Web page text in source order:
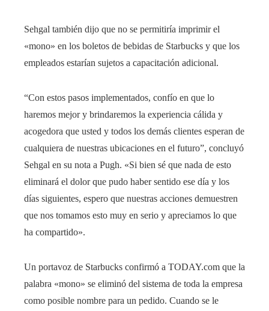
Sehgal también dijo que no se permitiría imprimir el
«mono» en los boletos de bebidas de Starbucks y que los
empleados estarían sujetos a capacitación adicional.
“Con estos pasos implementados, confío en que lo
haremos mejor y brindaremos la experiencia cálida y
acogedora que usted y todos los demás clientes esperan de
cualquiera de nuestras ubicaciones en el futuro”, concluyó
Sehgal en su nota a Pugh. «Si bien sé que nada de esto
eliminará el dolor que pudo haber sentido ese día y los
días siguientes, espero que nuestras acciones demuestren
que nos tomamos esto muy en serio y apreciamos lo que
ha compartido».
Un portavoz de Starbucks confirmó a TODAY.com que la
palabra «mono» se eliminó del sistema de toda la empresa
como posible nombre para un pedido. Cuando se le